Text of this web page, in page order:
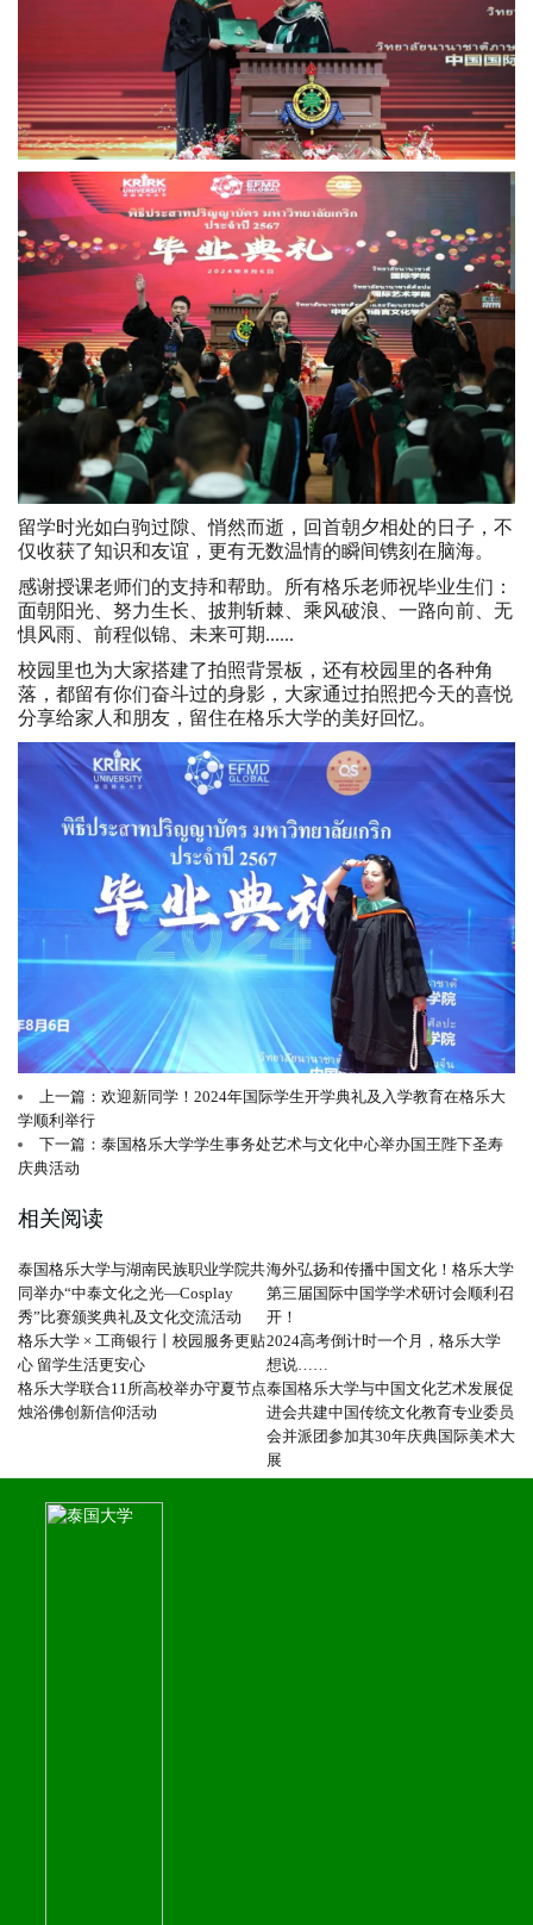
留学时光如白驹过隙、悄然而逝，回首朝夕相处的日子，不
仅收获了知识和友谊，更有无数温情的瞬间镌刻在脑海。
感谢授课老师们的支持和帮助。所有格乐老师祝毕业生们：
面朝阳光、努力生长、披荆斩棘、乘风破浪、一路向前、无
惧风雨、前程似锦、未来可期......
校园里也为大家搭建了拍照背景板，还有校园里的各种角
落，都留有你们奋斗过的身影，大家通过拍照把今天的喜悦
分享给家人和朋友，留住在格乐大学的美好回忆。
上一篇：欢迎新同学！2024年国际学生开学典礼及入学教育在格乐大
学顺利举行
下一篇：泰国格乐大学学生事务处艺术与文化中心举办国王陛下圣寿
庆典活动
相关阅读
泰国格乐大学与湖南民族职业学院共
同举办“中泰文化之光—Cosplay
秀”比赛颁奖典礼及文化交流活动
海外弘扬和传播中国文化！格乐大学
第三届国际中国学学术研讨会顺利召
开！
格乐大学 × 工商银行丨校园服务更贴
心 留学生活更安心
2024高考倒计时一个月，格乐大学
想说……
格乐大学联合11所高校举办守夏节点
烛浴佛创新信仰活动
泰国格乐大学与中国文化艺术发展促
进会共建中国传统文化教育专业委员
会并派团参加其30年庆典国际美术大
展